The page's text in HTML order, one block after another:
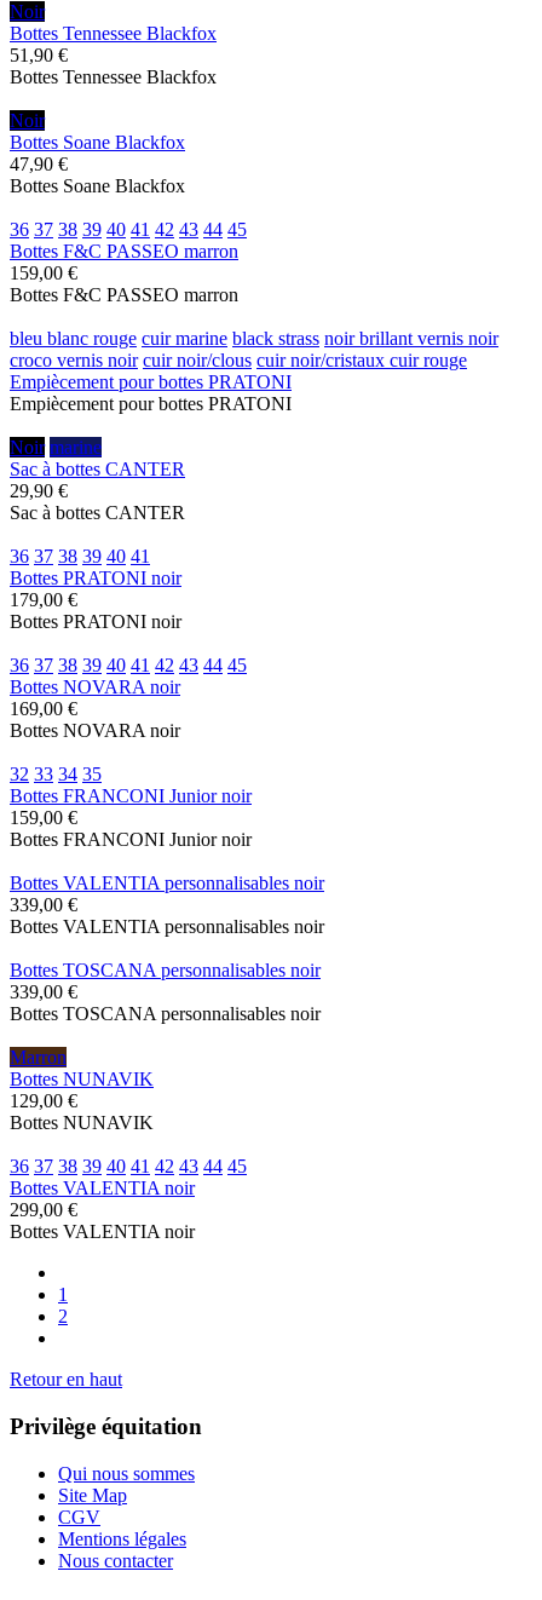
Noir
Bottes Tennessee Blackfox
51,90 €
Bottes Tennessee Blackfox
Noir
Bottes Soane Blackfox
47,90 €
Bottes Soane Blackfox
36 37 38 39 40 41 42 43 44 45
Bottes F&C PASSEO marron
159,00 €
Bottes F&C PASSEO marron
bleu blanc rouge cuir marine black strass noir brillant vernis noir
croco vernis noir cuir noir/clous cuir noir/cristaux cuir rouge
Empiècement pour bottes PRATONI
Empiècement pour bottes PRATONI
Noir marine
Sac à bottes CANTER
29,90 €
Sac à bottes CANTER
36 37 38 39 40 41
Bottes PRATONI noir
179,00 €
Bottes PRATONI noir
36 37 38 39 40 41 42 43 44 45
Bottes NOVARA noir
169,00 €
Bottes NOVARA noir
32 33 34 35
Bottes FRANCONI Junior noir
159,00 €
Bottes FRANCONI Junior noir
Bottes VALENTIA personnalisables noir
339,00 €
Bottes VALENTIA personnalisables noir
Bottes TOSCANA personnalisables noir
339,00 €
Bottes TOSCANA personnalisables noir
Marron
Bottes NUNAVIK
129,00 €
Bottes NUNAVIK
36 37 38 39 40 41 42 43 44 45
Bottes VALENTIA noir
299,00 €
Bottes VALENTIA noir
1
2
Retour en haut
Privilège équitation
Qui nous sommes
Site Map
CGV
Mentions légales
Nous contacter